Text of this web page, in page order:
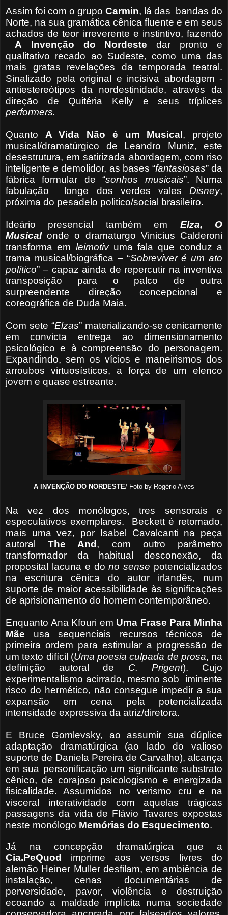
Assim foi com o grupo Carmin, lá das
bandas do
Norte, na sua gramática cênica fluente e em seus
achados de teor irreverente e instintivo, fazendo
A
Invenção do Nordeste dar pronto e
qualitativo recado ao Sudeste, como uma das
mais gratas revelações da temporada teatral.
Sinalizado pela original e incisiva abordagem -
antiestereótipos da nordestinidade, através da
direção de Quitéria Kelly e seus tríplices
performers.
Quanto A Vida Não é um Musical , projeto
musical/dramatúrgico de Leandro Muniz, este
desestrutura, em satirizada abordagem, com riso
inteligente e demolidor, as bases “fantasiosas” da
fábrica formular de “sonhos musicais”. Numa
fabulação
longe dos verdes valesDisney,
próxima do pesadelo politico/social brasileiro.
Ideário presencial também em Elza, O
Musicalonde o dramaturgo Vinicius Calderoni
transforma em leimotivuma fala que conduz a
trama musical/biográfica – “Sobreviver é um ato
político” – capaz ainda de repercutir na inventiva
transposição para o palco de outra
surpreendente direção concepcional e
coreográfica de Duda Maia.
Com sete “Elzas” materializando-se cenicamente
em convicta entrega ao dimensionamento
psicológico e à compreensão do personagem.
Expandindo, sem os vícios e maneirismos dos
arroubos virtuosísticos, a força de um elenco
jovem e quase estreante.
A INVENÇÃO DO NORDESTE/ Foto by Rogério Alves
Na vez dos monólogos, tres sensorais e
especulativos exemplares. Beckett é retomado,
mais uma vez, por Isabel Cavalcanti na peça
autoralThe And , com outro parâmetro
transformador da habitual desconexão, da
proposital lacuna e dono sense potencializados
na escritura cênica do autor irlandês, num
suporte de maior acessibilidade às significações
de aprisionamento do homem contemporâneo.
Enquanto Ana Kfouri em Uma Frase Para Minha
Mãe usa sequenciais recursos técnicos de
primeira ordem para estimular a progressão de
um texto difícil (Uma poesia culpada de prosa, na
definição autoral de C. Prigent). Cujo
experimentalismo acirrado, mesmo sob
iminente
risco do hermético, não consegue impedir a sua
expansão em cena pela potencializada
intensidade expressiva da atriz/diretora.
E Bruce Gomlevsky, ao assumir sua dúplice
adaptação dramatúrgica (ao lado do valioso
suporte de Daniela Pereira de Carvalho), alcança
em sua personificação um significante substrato
cênico, de corajoso psicologismo e energizada
fisicalidade. Assumidos no verismo cru e na
visceral interatividade com aquelas trágicas
passagens da vida de Flávio Tavares expostas
neste monólogo Memórias do Esquecimento.
Já na concepção dramatúrgica que a
Cia.PeQuod
imprime aos versos livres do
alemão Heiner Muller desfilam, em ambiência de
instalação, cenas documentárias de
perversidade, pavor, violência e destruição
ecoando a maldade implícita numa sociedade